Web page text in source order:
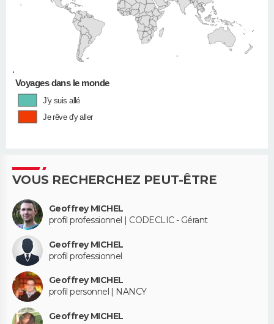
•
Voyages dans le monde
J'y suis allé
Je rêve d'y aller
VOUS RECHERCHEZ PEUT-ÊTRE
Geoffrey MICHEL
profil professionnel | CODECLIC - Gérant
Geoffrey MICHEL
profil professionnel
Geoffrey MICHEL
profil personnel | NANCY
Geoffrey MICHEL